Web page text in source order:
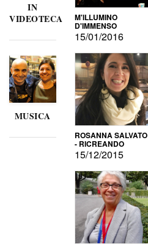
IN
VIDEOTECA
MUSICA
M'ILLUMINO
D'IMMENSO
15/01/2016
ROSANNA SALVATO
- RICREANDO
15/12/2015